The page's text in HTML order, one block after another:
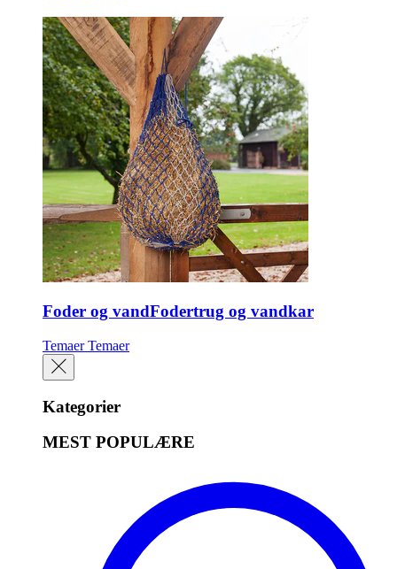
Foder og vandFodertrug og vandkar
Temaer Temaer
Kategorier
MEST POPULÆRE